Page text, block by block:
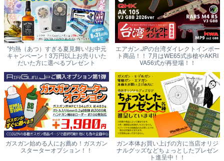
"灼熱（あつ）すぎる夏見舞い!お中元
キャンペーン！3万円以上お売りいた
だいた方に選べるプレゼント
エアガン.JPの台湾ダイレクトインポー
ト商品！！ 7月はWE65式歩槍やAKRI
VA56式が再登場！！
ガスガン始める人にお薦め！ガスガン
スターターオプション！！
ガン本体お買い上げの方に当店オリジ
ナルグッズなどちょっとしたプレゼン
ト進呈中！！